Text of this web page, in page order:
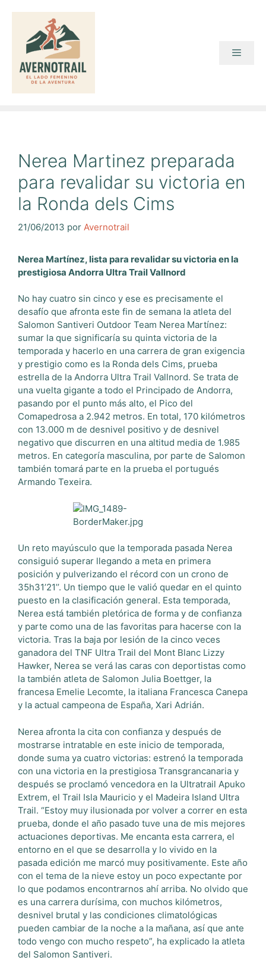
contenido
Nerea Martinez preparada
para revalidar su victoria en
la Ronda dels Cims
21/06/2013 por Avernotrail
Nerea Martínez, lista para revalidar su victoria en la
prestigiosa Andorra Ultra Trail Vallnord
No hay cuatro sin cinco y ese es precisamente el
desafío que afronta este fin de semana la atleta del
Salomon Santiveri Outdoor Team Nerea Martínez:
sumar la que significaría su quinta victoria de la
temporada y hacerlo en una carrera de gran exigencia
y prestigio como es la Ronda dels Cims, prueba
estrella de la Andorra Ultra Trail Vallnord. Se trata de
una vuelta gigante a todo el Principado de Andorra,
pasando por el punto más alto, el Pico del
Comapedrosa a 2.942 metros. En total, 170 kilómetros
con 13.000 m de desnivel positivo y de desnivel
negativo que discurren en una altitud media de 1.985
metros. En categoría masculina, por parte de Salomon
también tomará parte en la prueba el portugués
Armando Texeira.
Un reto mayúsculo que la temporada pasada Nerea
consiguió superar llegando a meta en primera
posición y pulverizando el récord con un crono de
35h31’21’’. Un tiempo que le valió quedar en el quinto
puesto en la clasificación general. Esta temporada,
Nerea está también pletórica de forma y de confianza
y parte como una de las favoritas para hacerse con la
victoria. Tras la baja por lesión de la cinco veces
ganadora del TNF Ultra Trail del Mont Blanc Lizzy
Hawker, Nerea se verá las caras con deportistas como
la también atleta de Salomon Julia Boettger, la
francesa Emelie Lecomte, la italiana Francesca Canepa
y la actual campeona de España, Xari Adrián.
Nerea afronta la cita con confianza y después de
mostrarse intratable en este inicio de temporada,
donde suma ya cuatro victorias: estrenó la temporada
con una victoria en la prestigiosa Transgrancanaria y
después se proclamó vencedora en la Ultratrail Apuko
Extrem, el Trail Isla Mauricio y el Madeira Island Ultra
Trail. “Estoy muy ilusionada por volver a correr en esta
prueba, donde el año pasado tuve una de mis mejores
actuaciones deportivas. Me encanta esta carrera, el
entorno en el que se desarrolla y lo vivido en la
pasada edición me marcó muy positivamente. Este año
con el tema de la nieve estoy un poco expectante por
lo que podamos encontrarnos ahí arriba. No olvido que
es una carrera durísima, con muchos kilómetros,
desnivel brutal y las condiciones climatológicas
pueden cambiar de la noche a la mañana, así que ante
todo vengo con mucho respeto”, ha explicado la atleta
del Salomon Santiveri.